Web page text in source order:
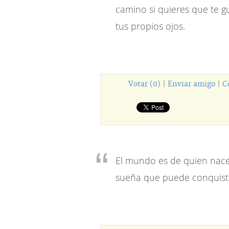
camino si quieres que te
tus propios ojos.
Votar (0) Enviar amigo
El mundo es de quien
sueña que puede